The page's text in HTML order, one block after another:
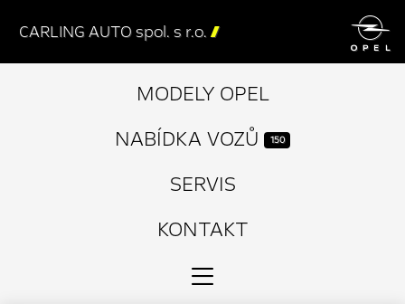

CARLING AUTO spol. s r.o. 
MODELY OPEL
NABÍDKA VOZŮ
150
SERVIS
KONTAKT